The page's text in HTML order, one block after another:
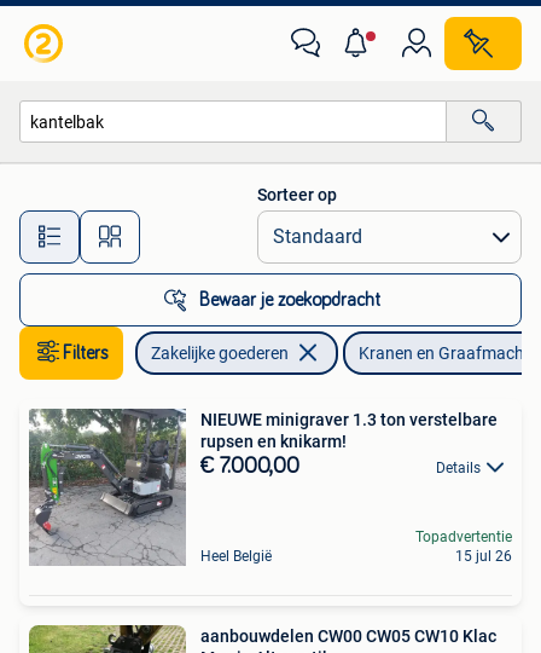
Alle afstanden…
Sorteer op
Bewaar je zoekopdracht
Filters Zakelijke goederen Kranen en
NIEUWE minigraver 1.3 ton verstelbare
rupsen en knikarm!
€ 7.000,00 Details
Heel België
Topadvertentie
15 jul 26
aanbouwdelen CW00 CW05 CW10 Klac